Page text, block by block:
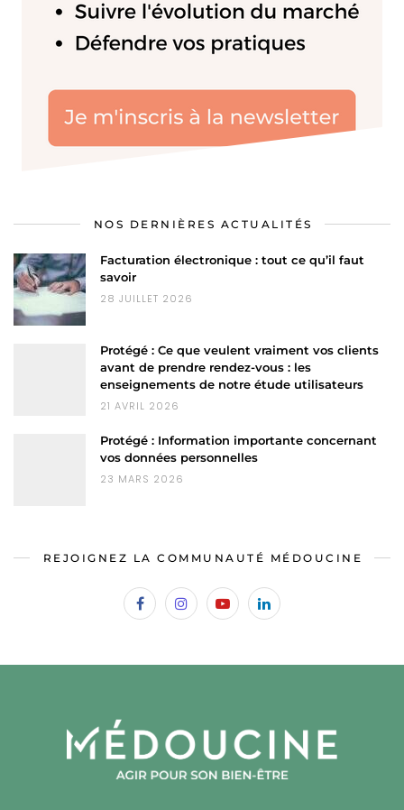
NOS DERNIÈRES ACTUALITÉS
Facturation électronique : tout ce qu’il faut
savoir
28 JUILLET 2026
Protégé : Ce que veulent vraiment vos clients
avant de prendre rendez-vous : les
enseignements de notre étude utilisateurs
21 AVRIL 2026
Protégé : Information importante concernant
vos données personnelles
23 MARS 2026
REJOIGNEZ LA COMMUNAUTÉ MÉDOUCINE